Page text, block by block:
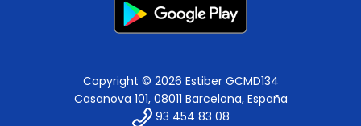
Copyright © 2026 Estiber GCMD134
Casanova 101, 08011 Barcelona, España
93 454 83 08